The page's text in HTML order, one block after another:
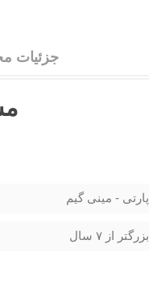
جزئیات
پارتی - مینی گیم
بزرگتر از ۷ سال